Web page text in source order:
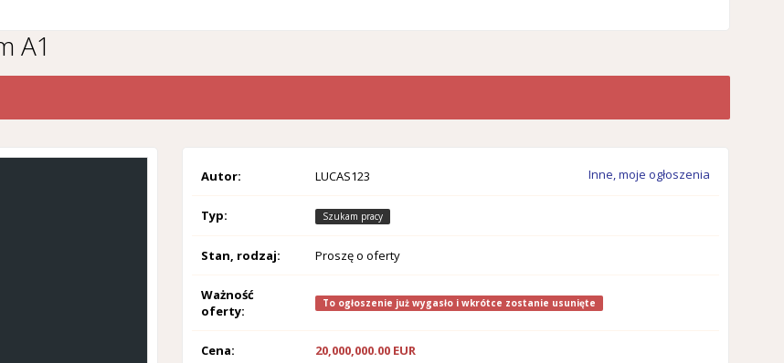
A1
Autor: LUCAS123 Inne, moje ogłoszenia
Typ: Szukam pracy
Stan, rodzaj: Proszę o oferty
Ważność
oferty:
To ogłoszenie już wygasło i wkrótce zostanie usunięte
Cena: 20,000,000.00 EUR